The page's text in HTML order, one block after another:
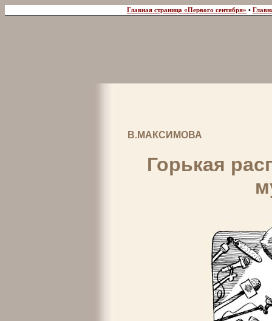
Главная страница «Первого сентября» •
В.МАКСИМОВА
Горькая